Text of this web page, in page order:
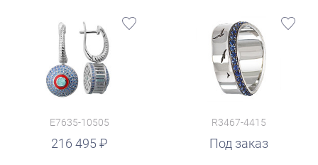
E7635-10505
216 495
R3467-4415
Под заказ